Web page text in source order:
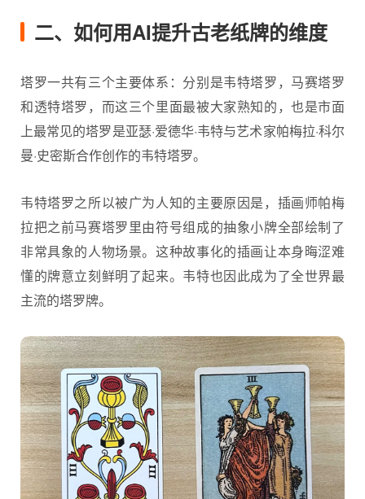
二、如何用AI提升古老纸牌的维度
塔罗一共有三个主要体系：分别是韦特塔罗，马赛塔罗
和透特塔罗，而这三个里面最被大家熟知的，也是市面
上最常见的塔罗是亚瑟·爱德华·韦特与艺术家帕梅拉·科尔
曼·史密斯合作创作的韦特塔罗。
韦特塔罗之所以被广为人知的主要原因是，插画师帕梅
拉把之前马赛塔罗里由符号组成的抽象小牌全部绘制了
非常具象的人物场景。这种故事化的插画让本身晦涩难
懂的牌意立刻鲜明了起来。韦特也因此成为了全世界最
主流的塔罗牌。